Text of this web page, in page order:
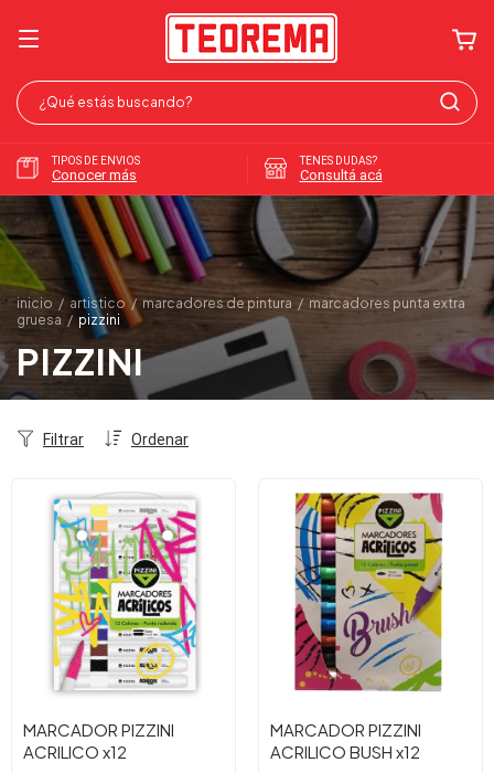
TIPOS DE ENVIOS
Conocer más
TENES DUDAS?
Consultá acá
inicio / artistico / marcadores de pintura / marcadores punta extra
gruesa / pizzini
PIZZINI
Ordenar
Filtrar
MARCADOR PIZZINI
ACRILICO x12
MARCADOR PIZZINI
ACRILICO BUSH x12